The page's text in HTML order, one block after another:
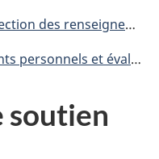
personnels
relatifs à la vie privée – Santé Canada
soutien